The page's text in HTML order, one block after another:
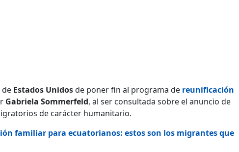
de Estados Unidosde poner fin al programa de reunificación
Gabriela Sommerfeld, al ser consultada sobre el anuncio de
de carácter humanitario.
familiar para ecuatorianos: estos son los migrantes que